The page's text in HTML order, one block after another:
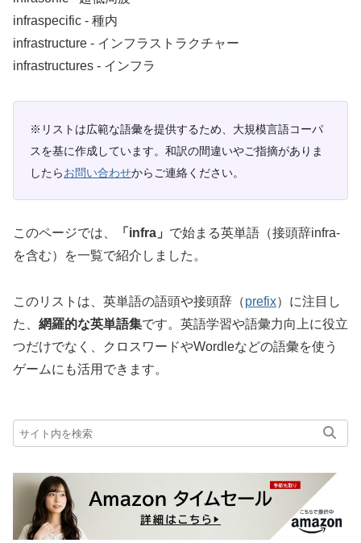
infraspecific ‐ 種内
infrastructure ‐ インフラストラクチャー
infrastructures ‐ インフラ
※リストは広範な語彙を提供するため、大規模言語コーパ
スを基に作成しています。和訳の間違いやご指摘がありま
したらお問い合わせからご連絡ください。
このページでは、 「infra」 で始まる英単語（接頭辞infra-
を含む）を一覧で紹介しました。
このリストは、英単語の語頭や接頭辞（prefix）に注目し
た、 網羅的な英単語集です。英語学習や語彙力向上に役立
つだけでなく、クロスワードやWordleなどの語彙を使う
ゲームにも活用できます。